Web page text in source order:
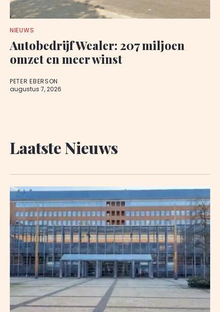
NIEUWS
Autobedrijf Wealer: 207 miljoen
omzet en meer winst
PETER EBERSON
augustus 7, 2026
Laatste Nieuws